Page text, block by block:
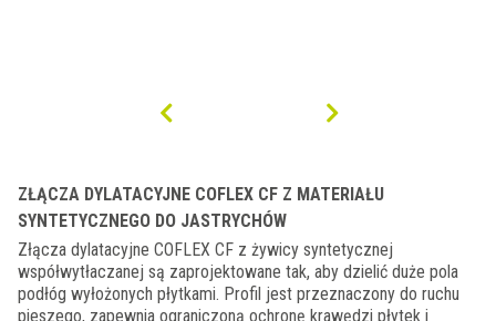
ZŁĄCZA DYLATACYJNE COFLEX CF Z MATERIAŁU
SYNTETYCZNEGO DO JASTRYCHÓW
Złącza dylatacyjne COFLEX CF z żywicy syntetycznej
współwytłaczanej są zaprojektowane tak, aby dzielić duże pola
podłóg wyłożonych płytkami. Profil jest przeznaczony do ruchu
pieszego, zapewnia ograniczoną ochronę krawędzi płytek i